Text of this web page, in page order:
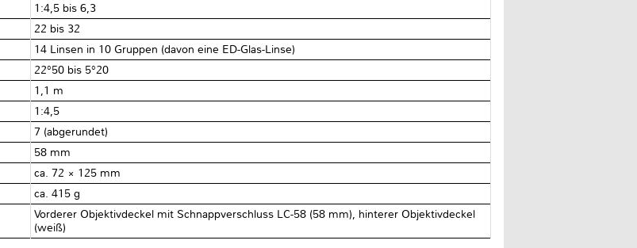
1:4,5 bis 6,3
22 bis 32
14 Linsen in 10 Gruppen (davon eine ED-Glas-Linse)
22°50 bis 5°20
1,1 m
1:4,5
7 (abgerundet)
58 mm
ca. 72 × 125 mm
ca. 415 g
Vorderer Objektivdeckel mit Schnappverschluss LC-58 (58 mm), hinterer Objektivdeckel
(weiß)